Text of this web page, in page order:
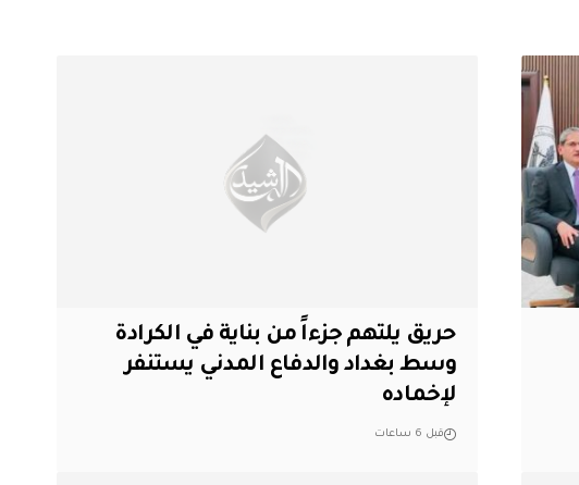
حريق يلتهم جزءاً من بناية في الكرادة
وسط بغداد والدفاع المدني يستنفر
لإخماده
قبل 6 ساعات